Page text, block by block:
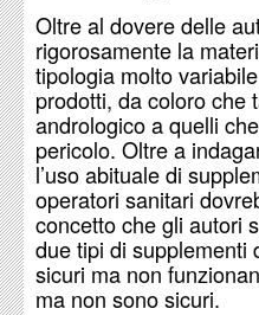
Oltre al dovere delle
rigorosamente la
tipologia molto
prodotti, da coloro che
andrologico a quelli
pericolo. Oltre a
l’uso abituale di
operatori sanitari
concetto che gli autori
due tipi di supplementi
sicuri ma non
ma non sono sicuri.